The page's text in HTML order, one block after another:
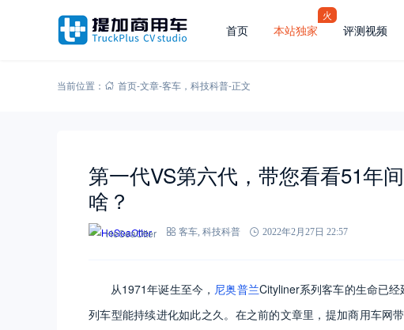
首页 本站独家
火
评测视频
当前位置： 首页-文章-客车 ， 科技科普-正文
第一代VS第六代，带您看看51年
啥？
HeSeaOtter 客车 科技科普 2022年2月27日 22:57
从1971年诞生至今， 尼奥普兰Cityliner系列客车的生命已
列车型能持续进化如此之久。在之前的文章里，提加商用车网